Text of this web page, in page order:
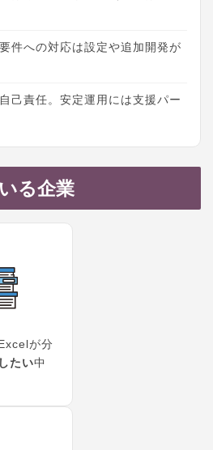
件への対応は設定や追加開発が
己責任。安定運用には支援パー
る企業
が分
たい中